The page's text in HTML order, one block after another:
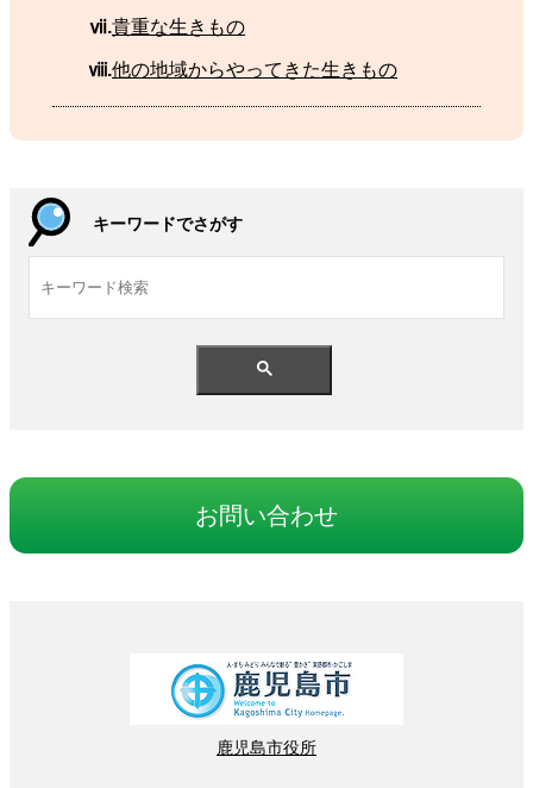
ⅶ.貴重な生きもの
ⅷ.他の地域からやってきた生きもの
キーワードでさがす
お問い合わせ
鹿児島市役所